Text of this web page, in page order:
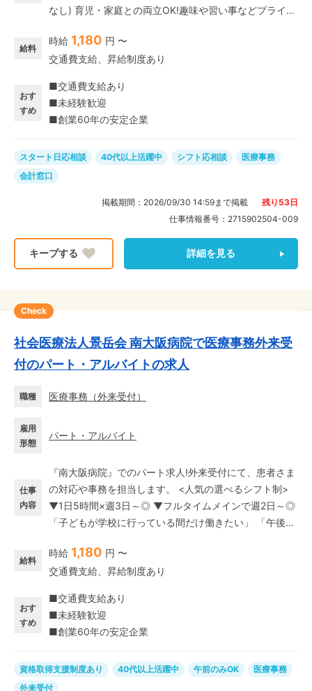
なし) 育児・家庭との両立OK!趣味や習い事などプライベ
【配属先環境】 同じポジションで働くメンバーは全3
名。同時シフトインは1名です! 50代メンバーを中心に、
ドル・中高年層多数!人間関係も良好♪協力しながら業務
を進められます★ 会計窓口で患者さまの対応をお任せし
ます♪話すことが好きな方や、金銭授受に抵抗がない方
給料
時給 1,180 円 〜
交通費支給、昇給制度あり
おす
すめ
■交通費支給あり
■未経験歓迎
■創業60年の安定企業
スタート日応相談 40代以上活躍中 シフト応相談
医療事務
会計窓口
掲載期間： 2026/09/30 14:59まで掲載 残り 53日
仕事情報番号： 2715902504-009
詳細を見る
Check
社会医療法人景岳会 南大阪病院で医療事務外来受
付のパート・アルバイトの求人
職種 医療事務 （外来受付）
雇用
形態
パート・アルバイト
仕事
内容
『南大阪病院』でのパート求人!外来受付にて、患者さま
の対応や事務を担当します。 <人気の選べるシフト制>
▼1日5時間×週3日～◎ ▼フルタイムメインで週2日～◎
「子どもが学校に行っている間だけ働きたい」 「午後は
たい」など…その願いソラストが叶えます! 残業もなく定
時で帰宅できるので、予定が立てやすい!プライベートや
<未経験・無資格スタートOK> 経験や資格は必要なし!充
実の研修制度や、万全のフォロー体制でお迎えします♪
給料
時給 1,180 円 〜
交通費支給、昇給制度あり
おす
すめ
■交通費支給あり
■未経験歓迎
■創業60年の安定企業
資格取得支援制度あり 40代以上活躍中 午前のみOK
医療事務
外来受付